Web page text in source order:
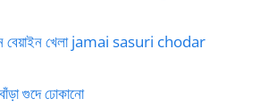
বেয়াইন খেলা jamai sasuri chodar
গুদে ঢোকানো